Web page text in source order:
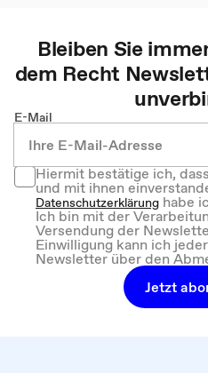
Bleiben Sie
dem Recht
E-Mail
Hiermit bestätige ich,
und mit ihnen
Datenschutzerklärung habe
Ich bin mit der
Versendung der
Einwilligung kann ich
Newsletter über den
Jetzt